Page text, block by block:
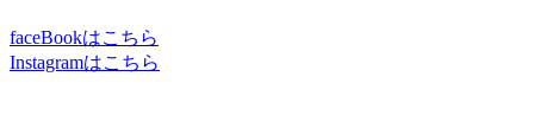
faceBookはこちら
Instagramはこちら